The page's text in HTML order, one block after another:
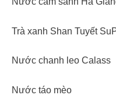
Trà xanh Shan Tuyết
Nước chanh leo Calass
Nước táo mèo